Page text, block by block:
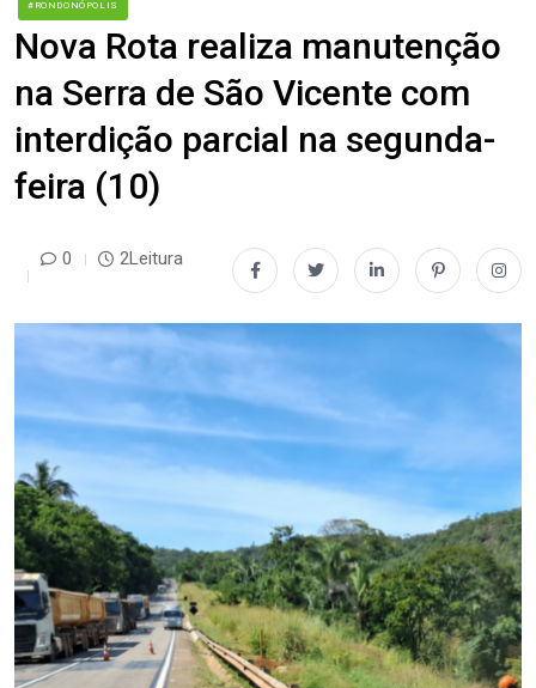
#RONDONÓPOLIS
Nova Rota realiza manutenção
na Serra de São Vicente com
interdição parcial na segunda-
feira (10)
0 2Leitura